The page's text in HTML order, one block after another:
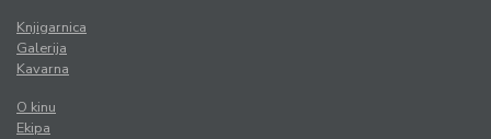
Knjigarnica
Galerija
Kavarna
O kinu
Ekipa